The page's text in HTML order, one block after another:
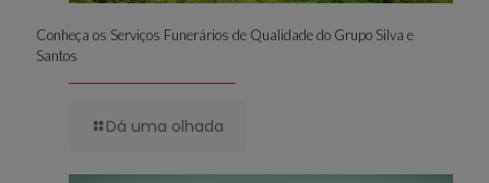
Conheça os Serviços Funerários de Qualidade do Grupo Silva e
Santos
Dá uma olhada